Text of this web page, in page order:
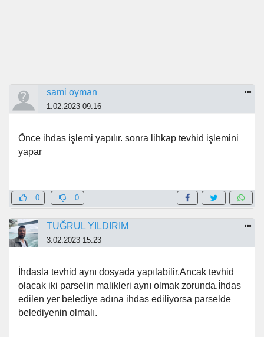
sami oyman
1.02.2023 09:16
Önce ihdas işlemi yapılır. sonra lihkap tevhid işlemini
yapar
0 0
TUĞRUL YILDIRIM
3.02.2023 15:23
İhdasla tevhid aynı dosyada yapılabilir.Ancak tevhid
olacak iki parselin malikleri aynı olmak zorunda.İhdas
edilen yer belediye adına ihdas ediliyorsa parselde
belediyenin olmalı.